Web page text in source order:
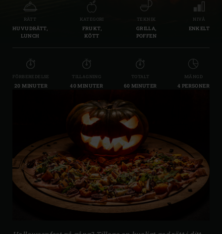
RÄTT
HUVUDRÄTT,
LUNCH
KATEGORI
FRUKT,
KÖTT
TEKNIK
GRILLA,
POFFEN
NIVÅ
ENKELT
FÖRBEREDELSE
20 MINUTER
TILLAGNING
40 MINUTER
TOTALT
60 MINUTER
MÄNGD
4 PERSONER